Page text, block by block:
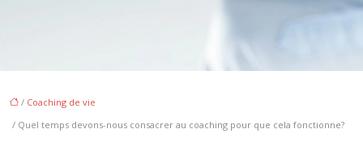
/ Coaching de vie
/ Quel temps devons-nous consacrer au coaching pour que cela fonctionne?